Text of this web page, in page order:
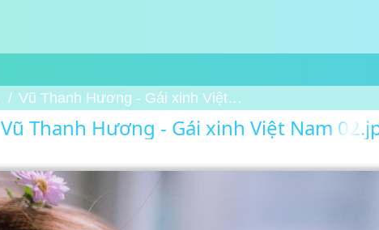
Vũ Thanh Hương - Gái xinh Việt Nam 02
Vũ Thanh Hương - Gái xinh Việt Nam